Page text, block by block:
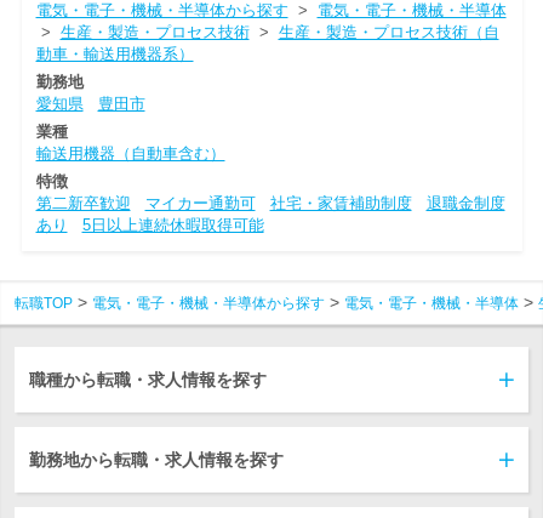
電気・電子・機械・半導体から探す > 電気・電子・機械・半導体
> 生産・製造・プロセス技術> 生産・製造・プロセス技術（自
動車・輸送用機器系）
勤務地
愛知県
豊田市
業種
輸送用機器（自動車含む）
特徴
第二新卒歓迎
マイカー通勤可 社宅・家賃補助制度
退職金制度
あり
5日以上連続休暇取得可能
転職TOP 電気・電子・機械・半導体から探す 電気・電子・機械・半導体
職種から転職・求人情報を探す
勤務地から転職・求人情報を探す